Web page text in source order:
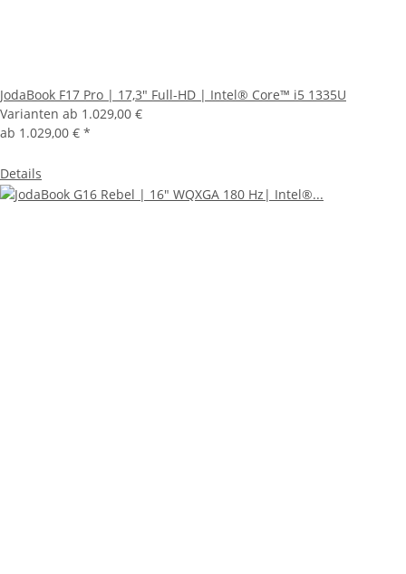
JodaBook F17 Pro | 17,3" Full-HD | Intel® Core™ i5 1335U
Varianten ab 1.029,00 €
ab 1.029,00 € *
Details